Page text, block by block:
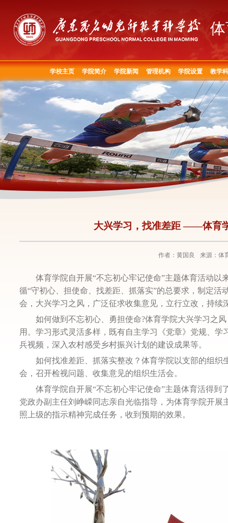
学校主页 学院简介 学院新闻 管理机构 学院设置 教学
大兴学习，找准差距 ――体育
作者：黄国良 来源：体
体育学院自开展“不忘初心牢记使命”主题体育活动
循“守初心、担使命、找差距、抓落实”的总要求，制定
会，大兴学习之风，广泛征求收集意见，立行立改，持续
如何做到不忘初心、勇担使命?体育学院大兴学习之
用。学习形式灵活多样，既有自主学习《党章》党规、
兵视频，深入农村感受乡村振兴计划的建设成果等。
如何找准差距、抓落实整改？体育学院以支部的组
会，召开检视问题、收集意见的组织生活会。
体育学院自开展“不忘初心牢记使命”主题体育活得
党政办副主任刘峥嵘同志亲自光临指导，为体育学院开
照上级的指示精神完成任务，收到预期的效果。